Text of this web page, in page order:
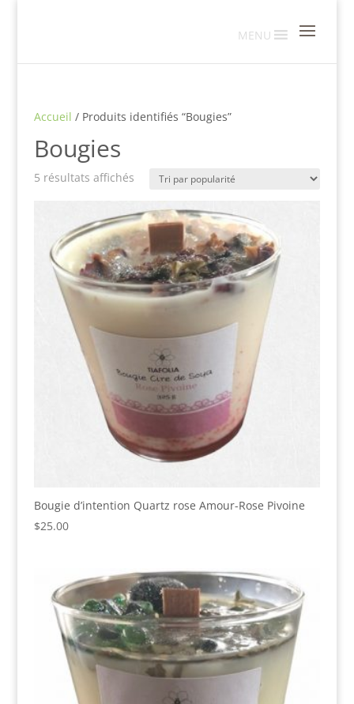
MENU
Accueil / Produits identifiés “Bougies”
Bougies
5 résultats affichésTrié
popularité
Bougie d’intention Quartz rose Amour-Rose Pivoine
$25.00